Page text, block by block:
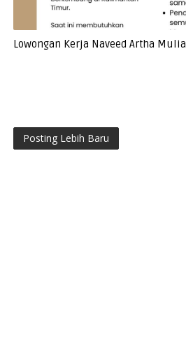
Lowongan Kerja Naveed Artha Mulia
Posting Lebih Baru